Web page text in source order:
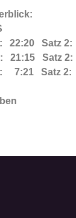
22:20 Satz
21:15 Satz
7:21 Satz